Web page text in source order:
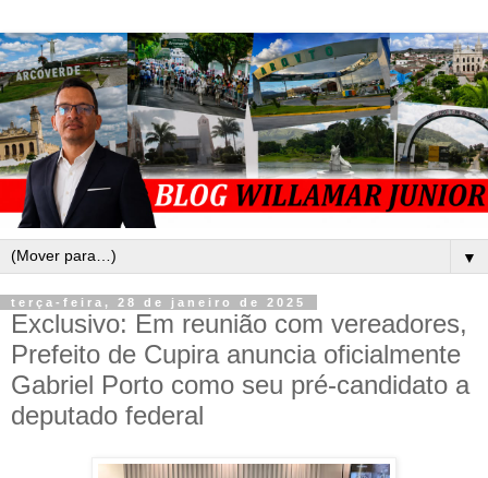
▼
terça-feira, 28 de janeiro de 2025
Exclusivo: Em reunião com vereadores,
Prefeito de Cupira anuncia oficialmente
Gabriel Porto como seu pré-candidato a
deputado federal